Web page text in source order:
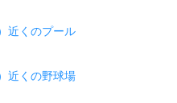
近くのプール
近くの野球場